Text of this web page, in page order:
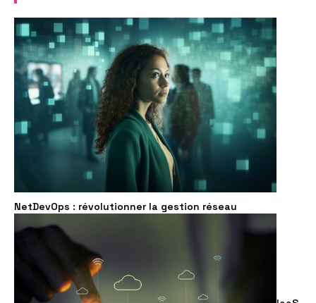
NetDevOps : révolutionner la gestion réseau